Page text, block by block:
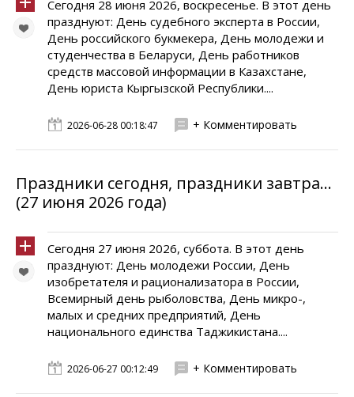
Сегодня 28 июня 2026, воскресенье. В этот день
празднуют: День судебного эксперта в России,
День российского букмекера, День молодежи и
студенчества в Беларуси, День работников
средств массовой информации в Казахстане,
День юриста Кыргызской Республики....
2026-06-28 00:18:47 + Комментировать
Праздники сегодня, праздники завтра...
(27 июня 2026 года)
Сегодня 27 июня 2026, суббота. В этот день
празднуют: День молодежи России, День
изобретателя и рационализатора в России,
Всемирный день рыболовства, День микро-,
малых и средних предприятий, День
национального единства Таджикистана....
2026-06-27 00:12:49 + Комментировать